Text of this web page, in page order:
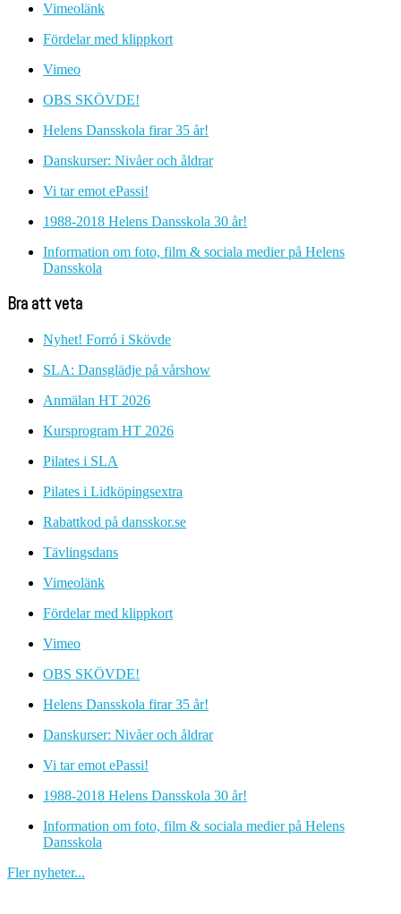
Vimeolänk
Fördelar med klippkort
Vimeo
OBS SKÖVDE!
Helens Dansskola firar 35 år!
Danskurser: Nivåer och åldrar
Vi tar emot ePassi!
1988-2018 Helens Dansskola 30 år!
Information om foto, film & sociala medier på Helens
Dansskola
Bra att veta
Nyhet! Forró i Skövde
SLA: Dansglädje på vårshow
Anmälan HT 2026
Kursprogram HT 2026
Pilates i SLA
Pilates i Lidköpingsextra
Rabattkod på dansskor.se
Tävlingsdans
Vimeolänk
Fördelar med klippkort
Vimeo
OBS SKÖVDE!
Helens Dansskola firar 35 år!
Danskurser: Nivåer och åldrar
Vi tar emot ePassi!
1988-2018 Helens Dansskola 30 år!
Information om foto, film & sociala medier på Helens
Dansskola
Fler nyheter...